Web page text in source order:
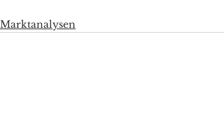
Marktanalysen